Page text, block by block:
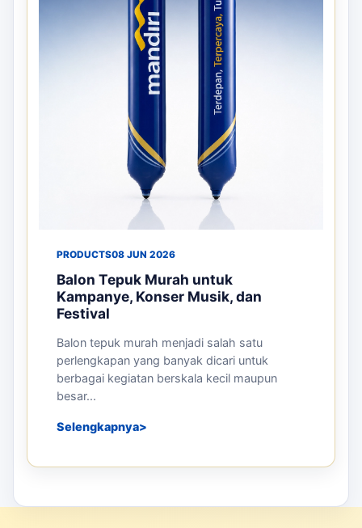
PRODUCTS08 JUN 2026
Balon Tepuk Murah untuk
Kampanye, Konser Musik, dan
Festival
Balon tepuk murah menjadi salah satu
perlengkapan yang banyak dicari untuk
berbagai kegiatan berskala kecil maupun
besar...
Selengkapnya